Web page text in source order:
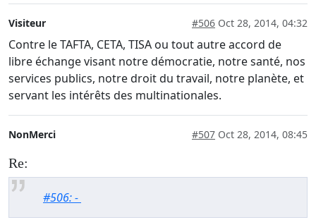
Visiteur #506 Oct 28, 2014, 04:32
Contre le TAFTA, CETA, TISA ou tout autre accord de
libre échange visant notre démocratie, notre santé, nos
services publics, notre droit du travail, notre planète, et
servant les intérêts des multinationales.
NonMerci #507 Oct 28, 2014, 08:45
Re:
#506: -